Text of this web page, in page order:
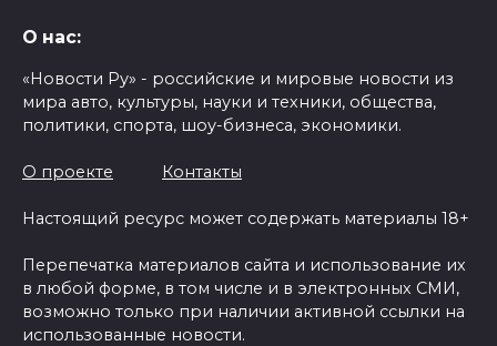
О нас:
«Новости Ру» - российские и мировые новости из
мира авто, культуры, науки и техники, общества,
политики, спорта, шоу-бизнеса, экономики.
О проекте Контакты
Настоящий ресурс может содержать материалы 18+
Перепечатка материалов сайта и использование их
в любой форме, в том числе и в электронных СМИ,
возможно только при наличии активной ссылки на
использованные новости.